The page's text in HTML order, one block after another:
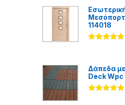
114018
Δάπεδα
Deck Wpc